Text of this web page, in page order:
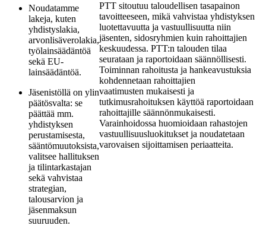
Noudatamme
lakeja, kuten
yhdistyslakia,
arvonlisäverolakia,
työlainsäädäntöä
sekä EU-
lainsäädäntöä.
Jäsenistöllä on ylin
päätösvalta: se
päättää mm.
yhdistyksen
perustamisesta,
sääntömuutoksista,
valitsee hallituksen
ja tilintarkastajan
sekä vahvistaa
strategian,
talousarvion ja
jäsenmaksun
suuruuden.
PTT sitoutuu taloudellisen tasapainon
tavoitteeseen, mikä vahvistaa yhdistyksen
luotettavuutta ja vastuullisuutta niin
jäsenten, sidosryhmien kuin rahoittajien
keskuudessa. PTT:n talouden tilaa
seurataan ja raportoidaan säännöllisesti.
Toiminnan rahoitusta ja hankeavustuksia
kohdennetaan rahoittajien
vaatimusten mukaisesti ja
tutkimusrahoituksen käyttöä raportoidaan
rahoittajille säännönmukaisesti.
Varainhoidossa huomioidaan rahastojen
vastuullisuusluokitukset ja noudatetaan
varovaisen sijoittamisen periaatteita.